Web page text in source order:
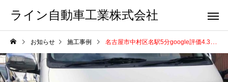
ライン自動車工業株式会社
お知らせ 施工事例 名古屋市中村区名駅5分google評価4.3！トヨタハイエースバン法人向けリース車両やってます